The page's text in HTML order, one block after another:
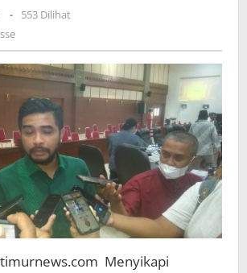
Afifudin
Maluku
Buat
Gebrakan
ke
Pusat
oleh
Herry
-
553 Dilihat
Menyikapi